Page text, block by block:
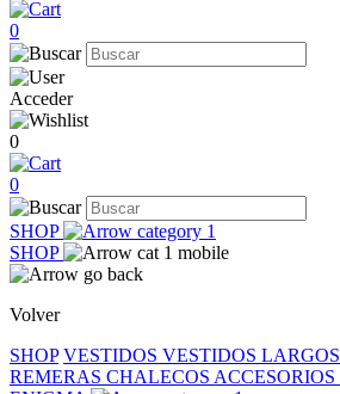
0
Acceder
0
0
SHOP
SHOP
Volver
SHOP VESTIDOS VESTIDOS LARGOS
REMERAS CHALECOS ACCESORIOS